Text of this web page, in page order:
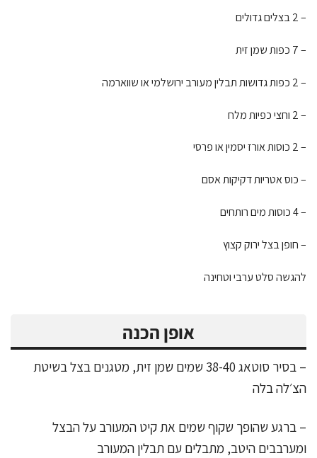
– 2 בצלים גדולים
– 7 כפות שמן זית
– 2 כפות גדושות תבלין מעורב ירושלמי או שווארמה
– 2 וחצי כפיות מלח
– 2 כוסות אורז יסמין או פרסי
– כוס אטריות דקיקות אסם
– 4 כוסות מים רותחים
– חופן בצל ירוק קצוץ
להגשה סלט ערבי וטחינה
אופן הכנה
– בסיר סוטאג 38-40 שמים שמן זית, מטגנים בצל בשיטת
הצ׳לה בלה
– ברגע שהופך שקוף שמים את קיט המעורב על הבצל
ומערבבים היטב, מתבלים עם תבלין המעורב